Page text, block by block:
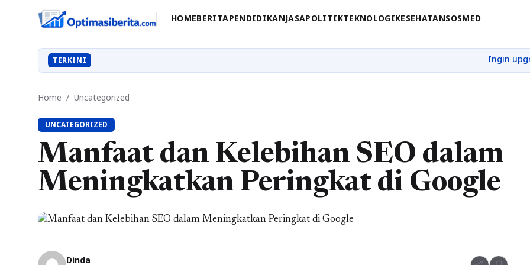
HOMEBERITAPENDIDIKANJASAPOLITIKTEKNOLOGIKESEHATANSOSMED
TERKINI
Home / Uncategorized
UNCATEGORIZED
Manfaat dan Kelebihan SEO dalam
Meningkatkan Peringkat di Google
Dinda